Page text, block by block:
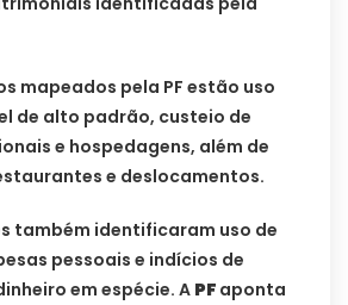
mapeados pela PF estão uso
de alto padrão, custeio de
e hospedagens, além de
e deslocamentos.
também identificaram uso de
pessoais e indícios de
em espécie. A PF aponta